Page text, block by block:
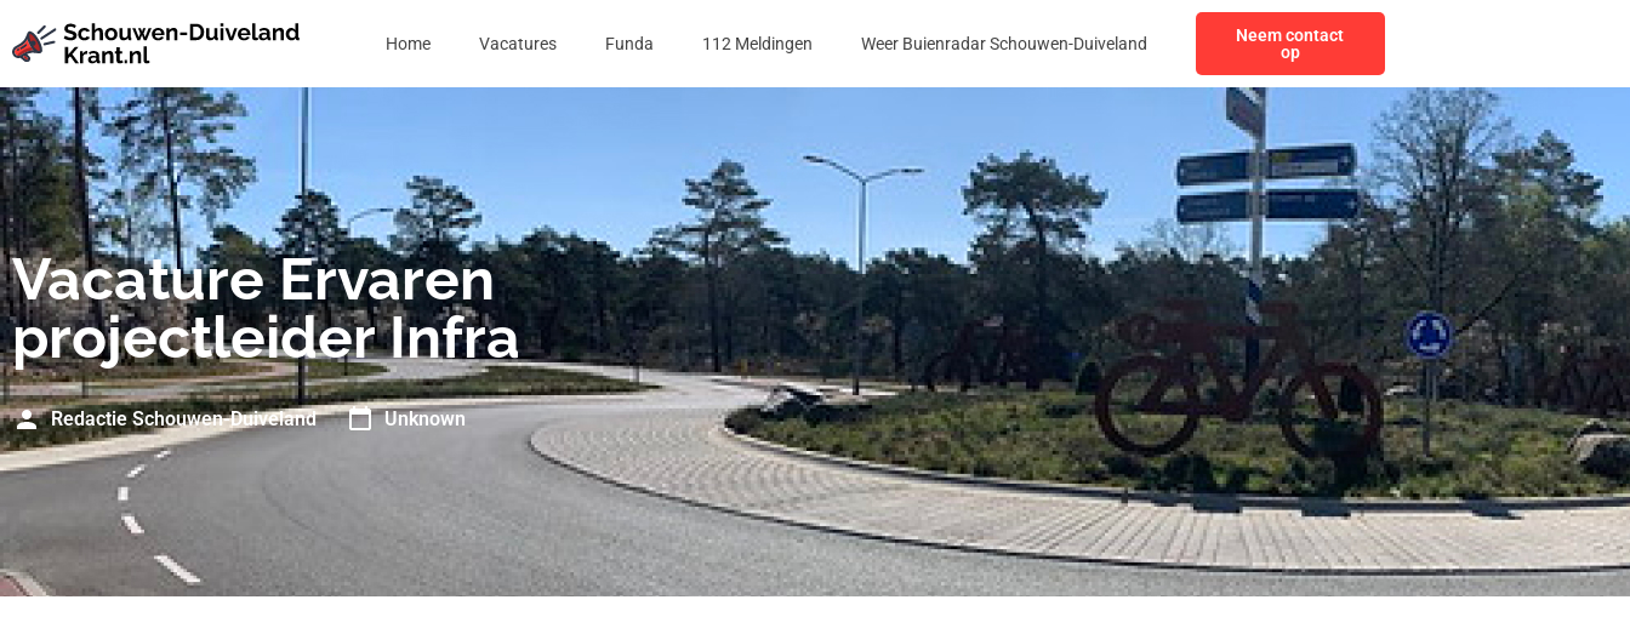
Home Vacatures Funda 112 Meldingen Weer Buienradar Schouwen-Duiveland
Neem contact
op
Vacature Ervaren
projectleider Infra
Redactie Schouwen-Duiveland Unknown